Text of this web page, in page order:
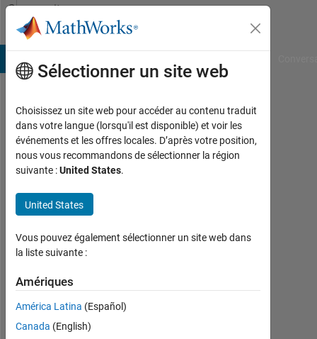
Passer au contenu
Community
Profile
MIN
GU
PARK
Last
seen:
d'un
an il
|
Actif
depuis
Sélectionner un site web
Choisissez un site web pour accéder au contenu traduit
dans votre langue (lorsqu'il est disponible) et voir les
événements et les offres locales. D’après votre position,
nous vous recommandons de sélectionner la région
suivante :United States.
United States
Vous pouvez également sélectionner un site web dans
la liste suivante :
Amériques
América Latina (Español)
Canada (English)